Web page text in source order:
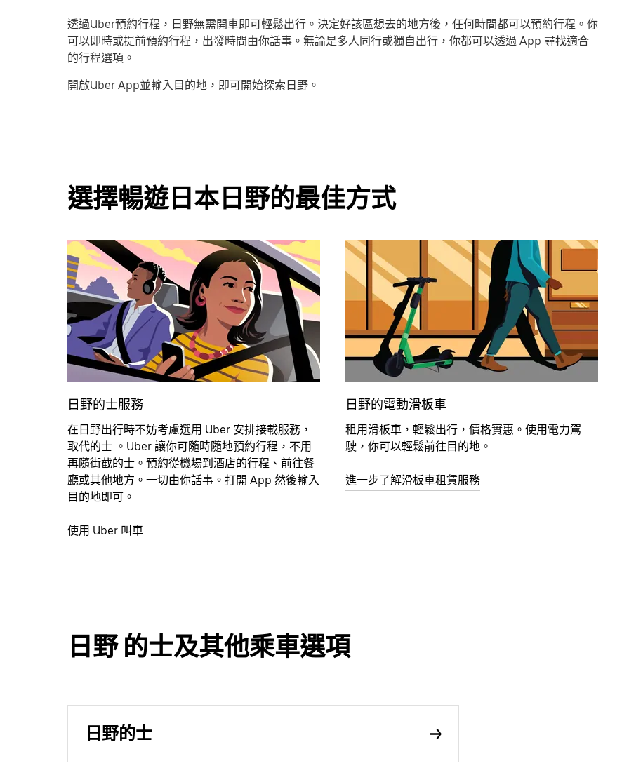
透過Uber預約行程，日野無需開車即可輕鬆出行。決定好該區想去的地方後，任何時間都可以預約行程。你
可以即時或提前預約行程，出發時間由你話事。無論是多人同行或獨自出行，你都可以透過 App 尋找適合
的行程選項。
開啟Uber App並輸入目的地，即可開始探索日野。
選擇暢遊日本日野的最佳方式
日野的士服務
在日野出行時不妨考慮選用 Uber 安排接載服務，
取代的士 。Uber 讓你可隨時隨地預約行程，不用
再隨街截的士。預約從機場到酒店的行程、前往餐
廳或其他地方。一切由你話事。打開 App 然後輸入
目的地即可。
使用 Uber 叫車
日野的電動滑板車
租用滑板車，輕鬆出行，價格實惠。使用電力駕
駛，你可以輕鬆前往目的地。
進一步了解滑板車租賃服務
日野 的士及其他乘車選項
日野的士